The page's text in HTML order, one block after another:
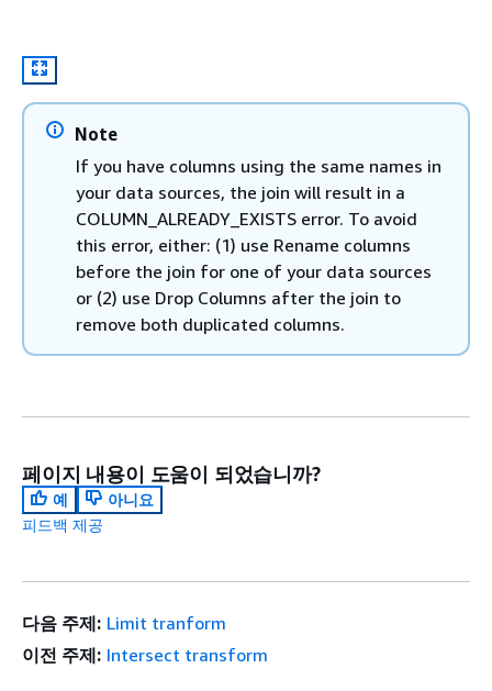
Note
If you have columns using the same names in
your data sources, the join will result in a
COLUMN_ALREADY_EXISTS error. To avoid
this error, either: (1) use Rename columns
before the join for one of your data sources
or (2) use Drop Columns after the join to
remove both duplicated columns.
페이지 내용이 도움이 되었습니까?
예
아니요
피드백 제공
다음 주제: Limit tranform
이전 주제: Intersect transform